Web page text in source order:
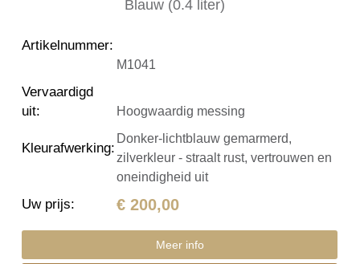
Artikelnummer:
M1041
Vervaardigd
uit: Hoogwaardig messing
Kleurafwerking:
Donker-lichtblauw gemarmerd,
zilverkleur - straalt rust, vertrouwen en
oneindigheid uit
Uw prijs: € 200,00
Meer info